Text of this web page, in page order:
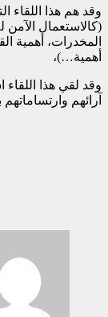
وقد هم هذا اللقاء
(كالاستعمال الآمن
المخدرات، أهمية
أهمية…)،
وقد لقي هذا اللقاء
آرائهم